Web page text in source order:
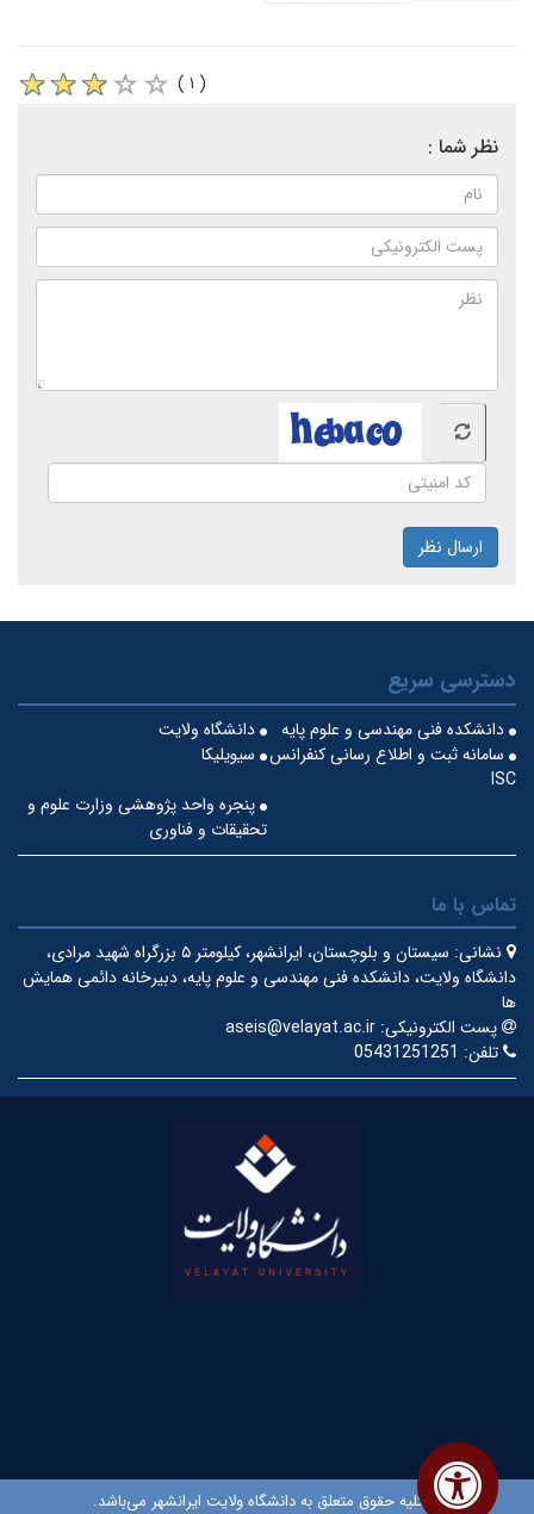
( ۱ )
نظر شما :
ارسال نظر
دسترسی سریع
دانشگاه ولایت
دانشکده فنی مهندسی و علوم پایه
سیویلیکا سامانه ثبت و اطلاع رسانی کنفرانس
ISC
پنجره واحد پژوهشی وزارت علوم و
تحقیقات و فناوری
تماس با ما
نشانی:
سیستان و بلوچستان، ایرانشهر، کیلومتر ۵ بزرگراه شهید مرادی،
دانشگاه ولایت، دانشکده فنی مهندسی و علوم پایه، دبیرخانه دائمی همایش
ها
پست الکترونیکی: aseis@velayat.ac.ir
تلفن: 05431251251
© کلیه حقوق متعلق به دانشگاه ولایت ایرانشهر می‌باشد.